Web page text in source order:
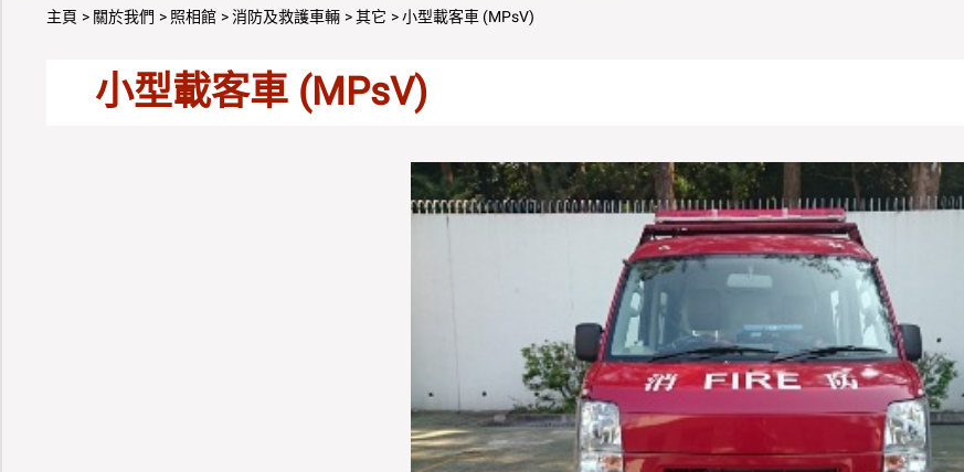
主頁 關於我們 照相館 消防及救護車輛 其它 小型載客車 (MPsV)
小型載客車 (MPsV)